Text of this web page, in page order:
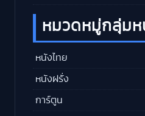
หมวดหมู่กลุ่มห
หนังไทย
หนังฝรั่ง
การ์ตูน